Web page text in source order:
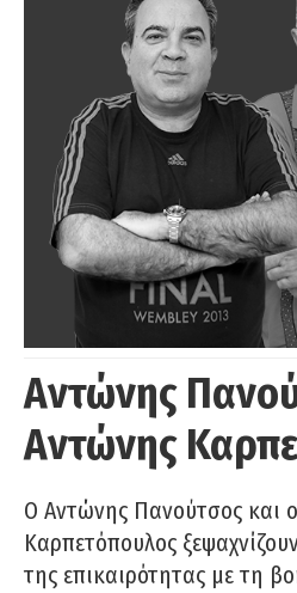
Αντώνης
Αντώνης
Ο Αντώνης Πανούτσος και
Καρπετόπουλος
της επικαιρότητας με τη